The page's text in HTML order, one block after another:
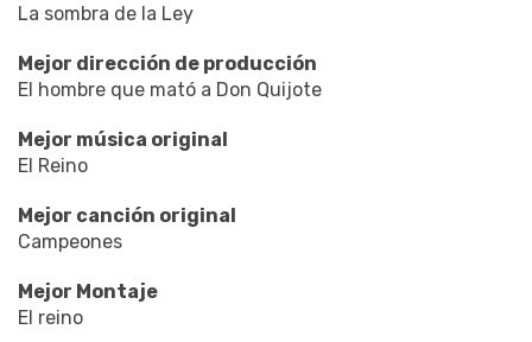
La sombra de la Ley
Mejor dirección de producción
El hombre que mató a Don Quijote
Mejor música original
El Reino
Mejor canción original
Campeones
Mejor Montaje
El reino